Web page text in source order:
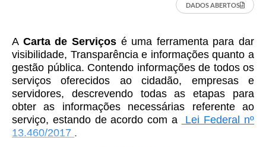
Cartas de Serviços
Divida Ativa
Programa de Estágio
PROCON
DADOS ABERTOS
A Carta de Serviçosé uma ferramenta para dar
visibilidade, Transparência e informações quanto a
gestão pública. Contendo informações de todos os
serviços oferecidos ao cidadão, empresas e
servidores, descrevendo todas as etapas para
obter as informações necessárias referente ao
serviço, estando de acordo com a
Lei Federal nº
13.460/2017 .